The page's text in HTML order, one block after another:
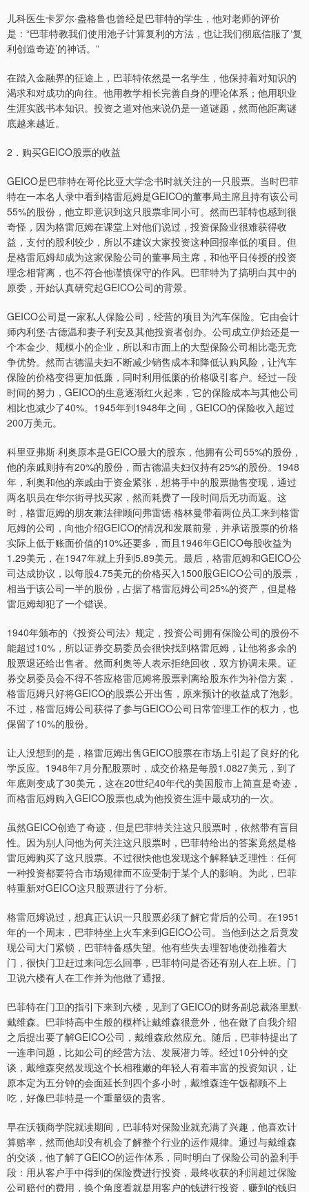
儿科医生卡罗尔·盎格鲁也曾经是巴菲特的学生，他对老师的评价
是：“巴菲特教我们使用池子计算复利的方法，也让我们彻底信服了‘复
利创造奇迹’的神话。”
在踏入金融界的征途上，巴菲特依然是一名学生，他保持着对知识的
渴求和对成功的向往。他用教学相长完善自身的理论体系；他用职业
生涯实践书本知识。投资之道对他来说仍是一道谜题，然而他距离谜
底越来越近。
2．购买GEICO股票的收益
GEICO是巴菲特在哥伦比亚大学念书时就关注的一只股票。当时巴菲
特在一本名人录中看到格雷厄姆是GEICO的董事局主席且持有该公司
55%的股份，他立即意识到这只股票非同小可。然而巴菲特也感到很
奇怪，因为格雷厄姆在课堂上对他们说过，投资保险业很难获得收
益，支付的股利较少，所以不建议大家投资这种回报率低的项目。但
是格雷厄姆却成为这家保险公司的董事局主席，和他平日传授的投资
理念相背离，也不符合他谨慎保守的作风。巴菲特为了搞明白其中的
原委，开始认真研究起GEICO公司的背景。
GEICO公司是一家私人保险公司，经营的项目为汽车保险。它由会计
师内利堡·古德温和妻子利安及其他投资者创办。公司成立伊始还是一
个本金少、规模小的企业，所以和市面上的大型保险公司相比毫无竞
争优势。然而古德温夫妇不断减少销售成本和降低认购风险，让汽车
保险的价格变得更加低廉，同时利用低廉的价格吸引客户。经过一段
时间的努力，GEICO的生意逐渐红火起来，它的保险成本与其他公司
相比也减少了40%。1945年到1948年之间，GEICO的保险收入超过
200万美元。
科里亚弗斯·利奥原本是GEICO最大的股东，他拥有公司55%的股份，
他的亲戚则持有20%的股份，而古德温夫妇仅持有25%的股份。1948
年，利奥和他的亲戚由于资金紧张，想将手中的股票抛售变现，通过
两名职员在华尔街寻找买家，然而耗费了一段时间后无功而返。这
时，格雷厄姆的朋友兼法律顾问弗雷德·格林曼带着两位员工来到格雷
厄姆的公司，向他介绍GEICO的情况和发展前景，并承诺股票的价格
实际上低于账面价值的10%还要多，而且1946年GEICO每股收益为
1.29美元，在1947年就上升到5.89美元。最后，格雷厄姆和GEICO公
司达成协议，以每股4.75美元的价格买入1500股GEICO公司的股票，
相当于该公司一半的股份，占据了格雷厄姆公司25%的资产，但是格
雷厄姆却犯了一个错误。
1940年颁布的《投资公司法》规定，投资公司拥有保险公司的股份不
能超过10%，所以证券交易委员会很快找到格雷厄姆，让他将多余的
股票退还给出售者。然而利奥等人表示拒绝回收，双方协调未果。证
券交易委员会不得不答应格雷厄姆将股票剥离给股东作为补偿方案，
格雷厄姆只好将GEICO的股票公开出售，原来预计的收益成了泡影。
不过，格雷厄姆公司获得了参与GEICO公司日常管理工作的权力，也
保留了10%的股份。
让人没想到的是，格雷厄姆出售GEICO股票在市场上引起了良好的化
学反应。1948年7月分配股票时，成交价格是每股1.0827美元，到了
年底则变成了30美元，这在20世纪40年代的美国股市上简直是奇迹，
而格雷厄姆购入GEICO股票也成为他投资生涯中最成功的一次。
虽然GEICO创造了奇迹，但是巴菲特关注这只股票时，依然带有盲目
性。因为别人问他为何关注这只股票时，巴菲特给出的答案竟然是格
雷厄姆购买了这只股票。不过很快他也发现这个解释缺乏理性：任何
一种投资都要符合市场规律而不应受制于某个人的影响。为此，巴菲
特重新对GEICO这只股票进行了分析。
格雷厄姆说过，想真正认识一只股票必须了解它背后的公司。在1951
年的一个周末，巴菲特坐上火车来到GEICO公司。当他到达之后竟发
现公司大门紧锁，巴菲特备感失望。他有些失去理智地使劲推着大
门，很快门卫赶过来问怎么回事，巴菲特问是否还有别人在上班。门
卫说六楼有人在工作并为他做了通报。
巴菲特在门卫的指引下来到六楼，见到了GEICO的财务副总裁洛里默·
戴维森。巴菲特高中生般的模样让戴维森很意外，他在做了自我介绍
之后提出要了解GEICO公司，戴维森欣然应允。随后，巴菲特提出了
一连串问题，比如公司的经营方法、发展潜力等。经过10分钟的交
谈，戴维森突然发现这个长相稚嫩的年轻人有着丰富的投资知识，让
原本定为五分钟的会面延长到四个多小时，戴维森连午饭都顾不上
吃，好像巴菲特是一个重量级的贵客。
早在沃顿商学院就读期间，巴菲特对保险业就充满了兴趣，他喜欢计
算赔率，然而他却没有机会了解整个行业的运作规律。通过与戴维森
的交谈，他了解了GEICO的运作体系，同时明白了保险公司的盈利手
段：用从客户手中得到的保险费进行投资，最终收获的利润超过保险
公司赔付的费用，换个角度看就是用客户的钱进行投资，赚到的钱归